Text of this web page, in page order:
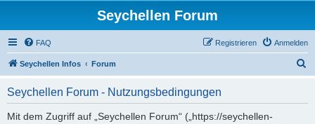
Seychellen Forum
FAQ Anmelden
Registrieren
Seychellen Infos Forum
Seychellen Forum - Nutzungsbedingungen
Mit dem Zugriff auf „Seychellen Forum“ („https://seychellen-